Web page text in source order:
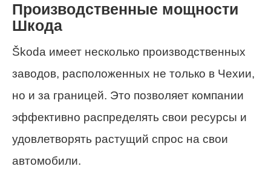
Производственные мощности
Шкода
Škoda имеет несколько производственных
заводов, расположенных не только в Чехии,
но и за границей. Это позволяет компании
эффективно распределять свои ресурсы и
удовлетворять растущий спрос на свои
автомобили.